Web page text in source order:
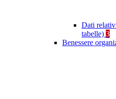
Dati
tabelle) 3
Benessere